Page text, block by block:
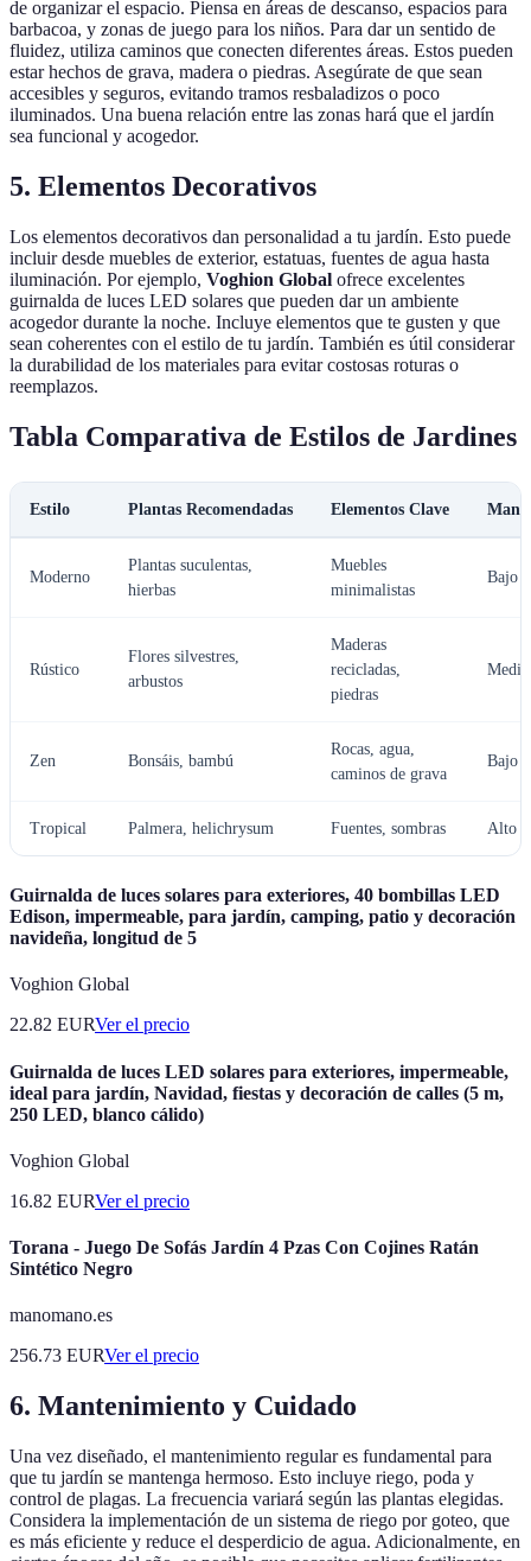
de organizar el espacio. Piensa en áreas de descanso, espacios para
barbacoa, y zonas de juego para los niños. Para dar un sentido de
fluidez, utiliza caminos que conecten diferentes áreas. Estos pueden
estar hechos de grava, madera o piedras. Asegúrate de que sean
accesibles y seguros, evitando tramos resbaladizos o poco
iluminados. Una buena relación entre las zonas hará que el jardín
sea funcional y acogedor.
5. Elementos Decorativos
Los elementos decorativos dan personalidad a tu jardín. Esto puede
incluir desde muebles de exterior, estatuas, fuentes de agua hasta
iluminación. Por ejemplo, Voghion Global ofrece excelentes
guirnalda de luces LED solares que pueden dar un ambiente
acogedor durante la noche. Incluye elementos que te gusten y que
sean coherentes con el estilo de tu jardín. También es útil considerar
la durabilidad de los materiales para evitar costosas roturas o
reemplazos.
Tabla Comparativa de Estilos de Jardines
Estilo Plantas Recomendadas Elementos Clave
Moderno
Plantas suculentas,
hierbas
Muebles
minimalistas
Bajo
Rústico
Flores silvestres,
arbustos
Maderas
recicladas,
piedras
Medio
Zen Bonsáis, bambú
Rocas, agua,
caminos de grava
Bajo
Tropical Palmera, helichrysum Fuentes, sombras Alto
Guirnalda de luces solares para exteriores, 40 bombillas LED
Edison, impermeable, para jardín, camping, patio y decoración
navideña, longitud de 5
Voghion Global
22.82 EURVer el precio
Guirnalda de luces LED solares para exteriores, impermeable,
ideal para jardín, Navidad, fiestas y decoración de calles (5 m,
250 LED, blanco cálido)
Voghion Global
16.82 EURVer el precio
Torana - Juego De Sofás Jardín 4 Pzas Con Cojines Ratán
Sintético Negro
manomano.es
256.73 EURVer el precio
6. Mantenimiento y Cuidado
Una vez diseñado, el mantenimiento regular es fundamental para
que tu jardín se mantenga hermoso. Esto incluye riego, poda y
control de plagas. La frecuencia variará según las plantas elegidas.
Considera la implementación de un sistema de riego por goteo, que
es más eficiente y reduce el desperdicio de agua. Adicionalmente, en